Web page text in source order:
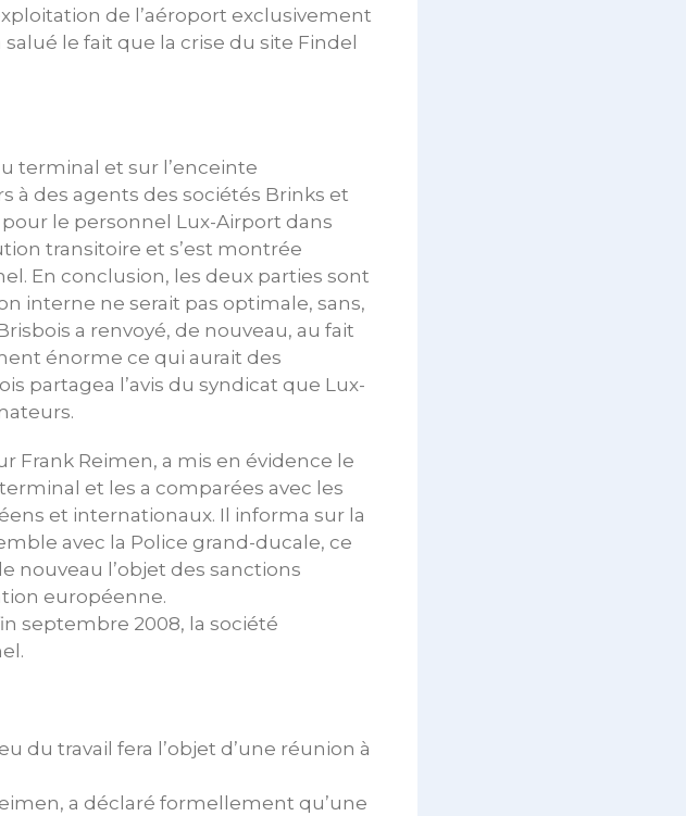
de l’aéroport exclusivement
le fait que la crise du site Findel
terminal et sur l’enceinte
à des agents des sociétés Brinks et
le personnel Lux-Airport dans
transitoire et s’est montrée
En conclusion, les deux parties sont
interne ne serait pas optimale, sans,
a renvoyé, de nouveau, au fait
énorme ce qui aurait des
partagea l’avis du syndicat que Lux-
Frank Reimen, a mis en évidence le
et les a comparées avec les
et internationaux. Il informa sur la
avec la Police grand-ducale, ce
nouveau l’objet des sanctions
européenne.
septembre 2008, la société
du travail fera l’objet d’une réunion à
a déclaré formellement qu’une